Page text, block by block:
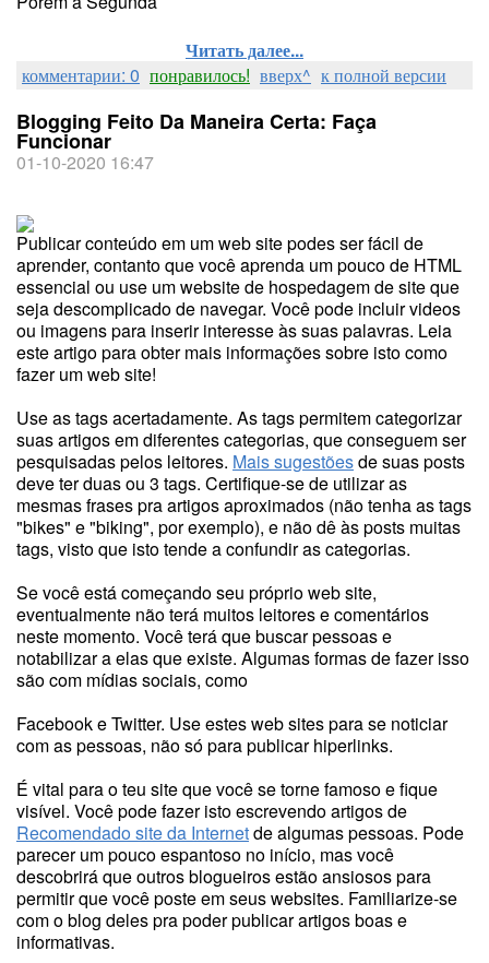
Читать далее...
комментарии: 0 понравилось! вверх^ к полной версии
Blogging Feito Da Maneira Certa: Faça
Funcionar
01-10-2020 16:47
Publicar conteúdo em um web site podes ser fácil de
aprender, contanto que você aprenda um pouco de HTML
essencial ou use um website de hospedagem de site que
seja descomplicado de navegar. Você pode incluir videos
ou imagens para inserir interesse às suas palavras. Leia
este artigo para obter mais informações sobre isto como
fazer um web site!
Use as tags acertadamente. As tags permitem categorizar
suas artigos em diferentes categorias, que conseguem ser
pesquisadas pelos leitores. Mais sugestõesde suas posts
deve ter duas ou 3 tags. Certifique-se de utilizar as
mesmas frases pra artigos aproximados (não tenha as tags
"bikes" e "biking", por exemplo), e não dê às posts muitas
tags, visto que isto tende a confundir as categorias.
Se você está começando seu próprio web site,
eventualmente não terá muitos leitores e comentários
neste momento. Você terá que buscar pessoas e
notabilizar a elas que existe. Algumas formas de fazer isso
são com mídias sociais, como
Facebook e Twitter. Use estes web sites para se noticiar
com as pessoas, não só para publicar hiperlinks.
É vital para o teu site que você se torne famoso e fique
visível. Você pode fazer isto escrevendo artigos de
Recomendado site da Internetde algumas pessoas. Pode
parecer um pouco espantoso no início, mas você
descobrirá que outros blogueiros estão ansiosos para
permitir que você poste em seus websites. Familiarize-se
com o blog deles pra poder publicar artigos boas e
informativas.